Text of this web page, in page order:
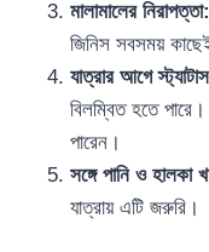
মালামালের নিরাপত্তা:
জিনিস সবসময়
যাত্রার আগে
বিলম্বিত হতে পারে।
পারেন।
সঙ্গে পানি ও হালকা
যাত্রায় এটি জরুরি।